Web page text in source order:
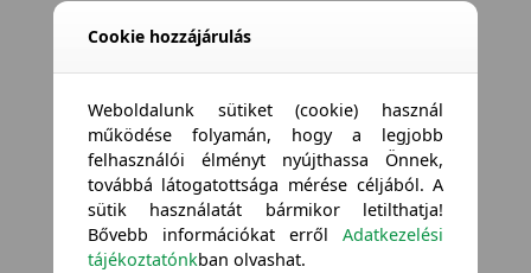
Cookie hozzájárulás
Weboldalunk sütiket (cookie) használ
működése folyamán, hogy a legjobb
felhasználói élményt nyújthassa Önnek,
továbbá látogatottsága mérése céljából. A
sütik használatát bármikor letilthatja!
Bővebb információkat errőlAdatkezelési
tájékoztatónkban olvashat.
Összes vízállóság